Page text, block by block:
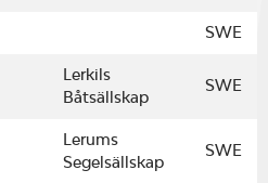
SWE
Lerkils
Båtsällskap
SWE
Lerums
Segelsällskap
SWE